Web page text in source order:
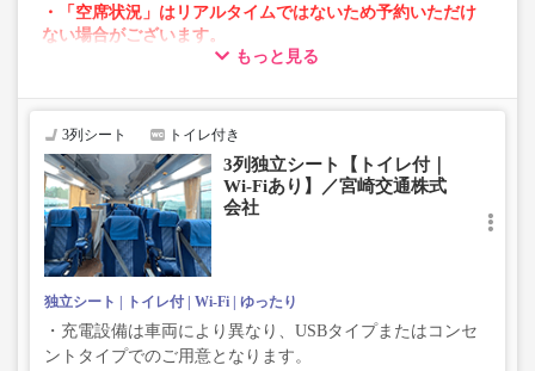
・「空席状況」はリアルタイムではないため予約いただけ
ない場合がございます。
・車両は予告なく変更となる場合がございます。これに伴
で、あらかじめご了承ください。
もっと見る
3列シート トイレ付き
3列独立シート【トイレ付｜
Wi-Fiあり】／宮崎交通株式
会社
独立シート トイレ付 Wi-Fi ゆったり
・充電設備は車両により異なり、USBタイプまたはコンセ
ントタイプでのご用意となります。